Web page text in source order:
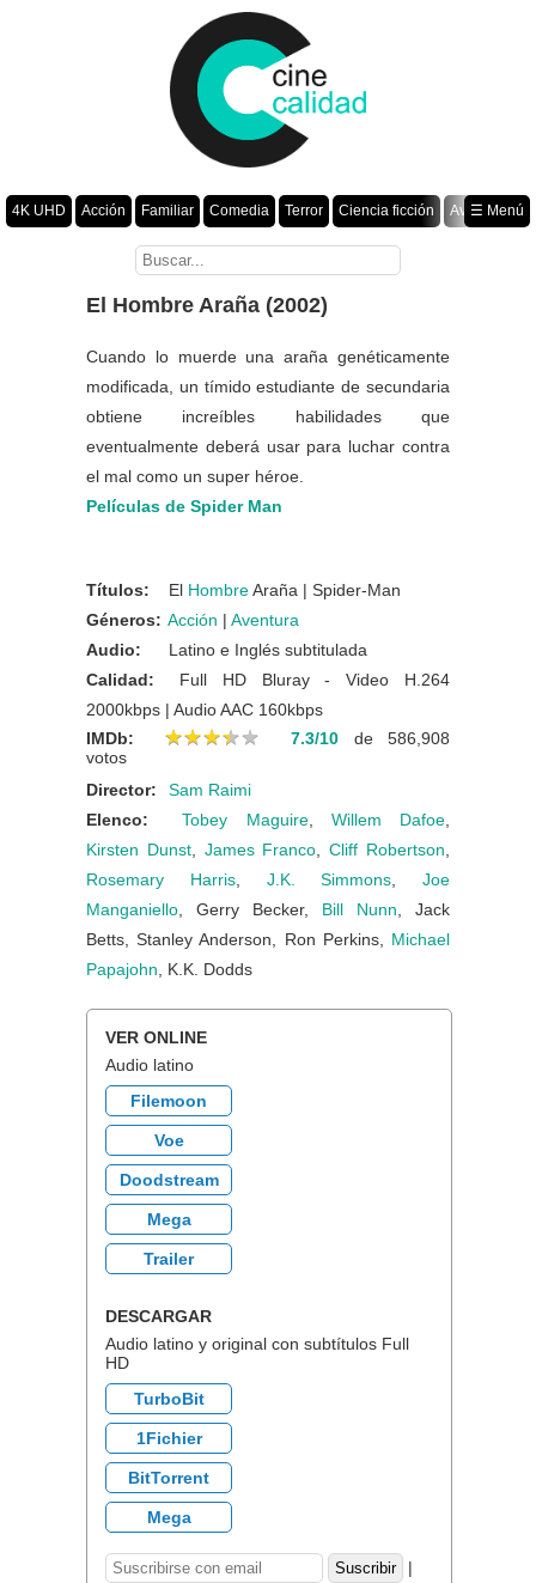
4K UHD Acción Familiar Comedia Terror Ciencia ficción
Aventura
Romance Fantasía Drama Animación Crimen
☰ Menú
El Hombre Araña (2002)
Cuando lo muerde una araña genéticamente
modificada, un tímido estudiante de secundaria
obtiene increíbles habilidades que
eventualmente deberá usar para luchar contra
el mal como un super héroe.
Películas de Spider Man
Títulos: El HombreAraña | Spider-Man
Géneros: Acción | Aventura
Audio:
Latino e Inglés subtitulada
Calidad:
Full HD Bluray - Video H.264
2000kbps | Audio AAC 160kbps
IMDb:
★★★★★
★★★★★ 7.3/10 de 586,908
votos
Director:
Sam Raimi
Elenco:
Tobey Maguire, Willem Dafoe
Kirsten Dunst, James Franco ,Cliff Robertson
Rosemary Harris, J.K. Simmons
Joe
Manganiello , Gerry Becker, Bill Nunn , Jack
Betts, Stanley Anderson, Ron Perkins, Michael
Papajohn , K.K. Dodds
VER ONLINE
Audio latino
Filemoon
Voe
Doodstream
Mega
Trailer
DESCARGAR
Audio latino y original con subtítulos Full
HD
TurboBit
1Fichier
BitTorrent
Mega
|